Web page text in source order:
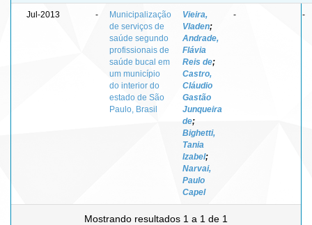
Jul-2013 -
Municipalização
de serviços de
saúde segundo
profissionais de
saúde bucal em
um município
do interior do
estado de São
Paulo, Brasil
Vieira,
Vladen;
Andrade,
Flávia
Reis de;
Castro,
Cláudio
Gastão
Junqueira
de;
Bighetti,
Tania
Izabel;
Narvai,
Paulo
Capel
- -
Mostrando resultados 1 a 1 de 1